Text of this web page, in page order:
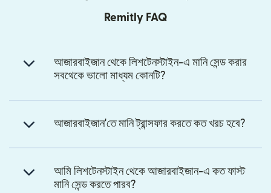
Remitly FAQ
আজারবাইজান থেকে লিশটেনস্টাইন-এ মানি সেন্ড করার
সবথেকে ভালো মাধ্যম কোনটি?
আজারবাইজান'তে মানি ট্রান্সফার করতে কত খরচ হবে?
আমি লিশটেনস্টাইন থেকে আজারবাইজান-এ কত ফাস্ট
মানি সেন্ড করতে পারব?